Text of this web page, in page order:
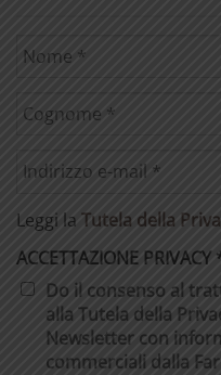
Leggi la Tutela della
ACCETTAZIONE PRIVACY
Do il consenso al
alla Tutela della
Newsletter con
commerciali dalla